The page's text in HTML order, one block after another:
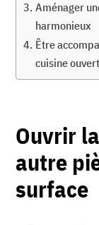
Aménager
harmonieux
Être
cuisine
Ouvrir
autre
surface